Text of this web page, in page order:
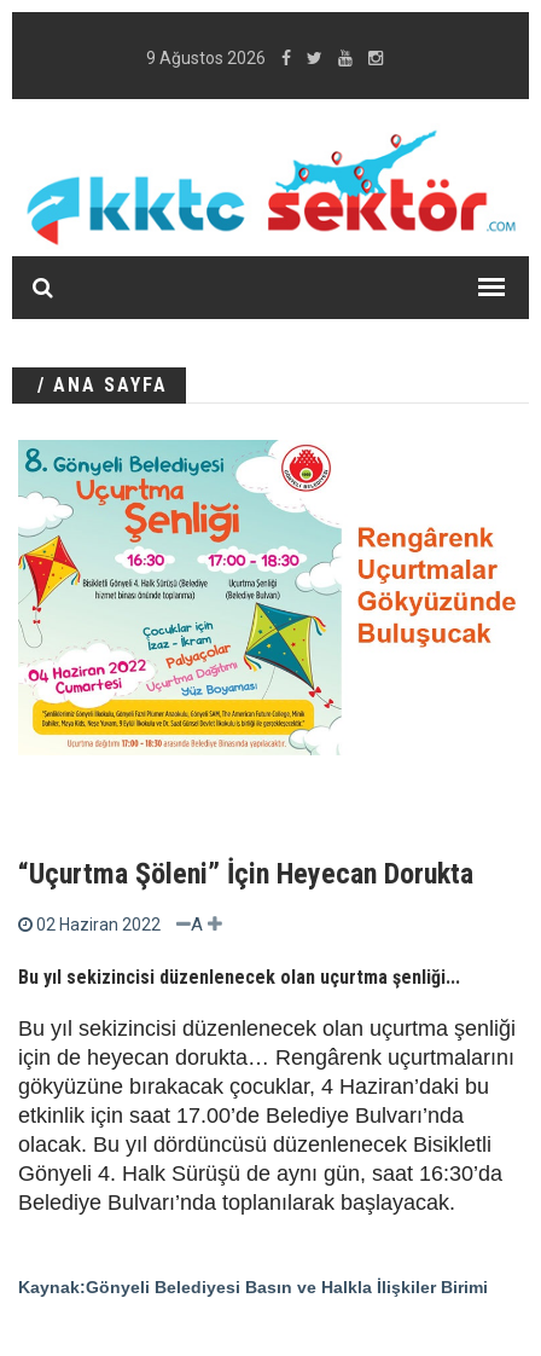
9 Ağustos 2026
/ ANA SAYFA
“Uçurtma Şöleni” İçin Heyecan Dorukta
02 Haziran 2022 A
Bu yıl sekizincisi düzenlenecek olan uçurtma şenliği...
Bu yıl sekizincisi düzenlenecek olan uçurtma şenliği
için de heyecan dorukta… Rengârenk uçurtmalarını
gökyüzüne bırakacak çocuklar, 4 Haziran’daki bu
etkinlik için saat 17.00’de Belediye Bulvarı’nda
olacak. Bu yıl dördüncüsü düzenlenecek Bisikletli
Gönyeli 4. Halk Sürüşü de aynı gün, saat 16:30’da
Belediye Bulvarı’nda toplanılarak başlayacak.
Kaynak:Gönyeli Belediyesi Basın ve Halkla İlişkiler Birimi